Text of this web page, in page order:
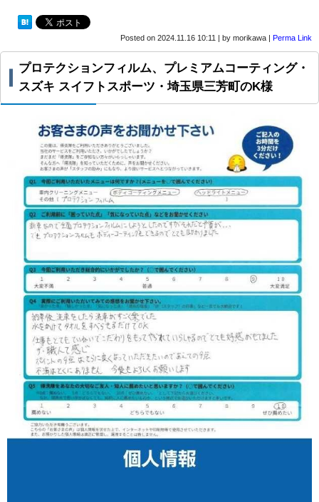
Posted on 2024.11.16 10:11 by morikawa Perma Link
プロテクションフィルム、プレミアムコーティング・
スズキ スイフトスポーツ・埼玉県三芳町のK様